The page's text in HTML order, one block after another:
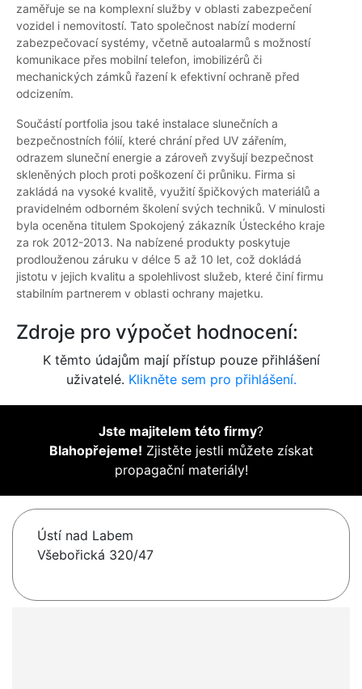
zaměřuje se na komplexní služby v oblasti zabezpečení
vozidel i nemovitostí. Tato společnost nabízí moderní
zabezpečovací systémy, včetně autoalarmů s možností
komunikace přes mobilní telefon, imobilizérů či
mechanických zámků řazení k efektivní ochraně před
odcizením.
Součástí portfolia jsou také instalace slunečních a
bezpečnostních fólií, které chrání před UV zářením,
odrazem sluneční energie a zároveň zvyšují bezpečnost
skleněných ploch proti poškození či průniku. Firma si
zakládá na vysoké kvalitě, využití špičkových materiálů a
pravidelném odborném školení svých techniků. V minulosti
byla oceněna titulem Spokojený zákazník Ústeckého kraje
za rok 2012-2013. Na nabízené produkty poskytuje
prodlouženou záruku v délce 5 až 10 let, což dokládá
jistotu v jejich kvalitu a spolehlivost služeb, které činí firmu
stabilním partnerem v oblasti ochrany majetku.
Zdroje pro výpočet hodnocení:
K těmto údajům mají přístup pouze přihlášení
uživatelé. Klikněte sem pro přihlášení.
Jste majitelem této firmy?
Blahopřejeme! Zjistěte jestli můžete získat
propagační materiály!
Ústí nad Labem
Všebořická 320/47